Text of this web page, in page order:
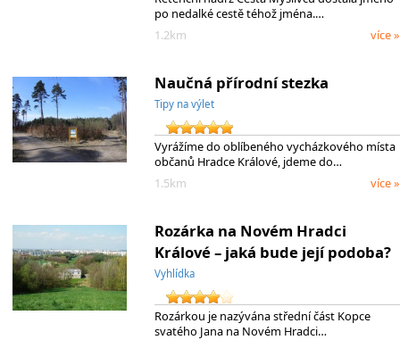
po nedalké cestě téhož jména.…
1.2km
více »
Naučná přírodní stezka
Tipy na výlet
Vyrážíme do oblíbeného vycházkového místa
občanů Hradce Králové, jdeme do…
1.5km
více »
Rozárka na Novém Hradci
Králové – jaká bude její podoba?
Vyhlídka
Rozárkou je nazývána střední část Kopce
svatého Jana na Novém Hradci…